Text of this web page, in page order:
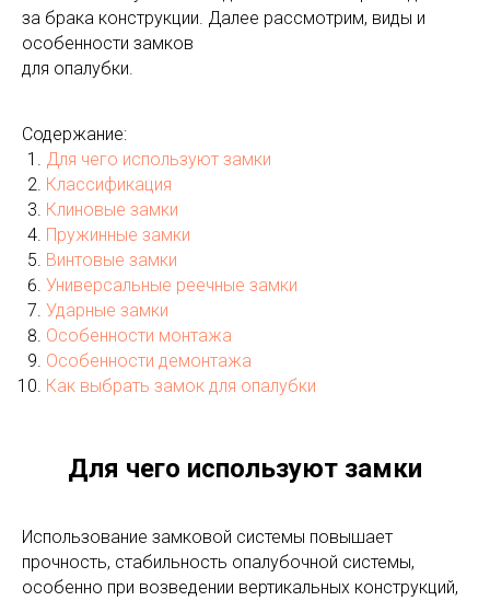
за брака конструкции. Далее рассмотрим, виды и
особенности замков
для опалубки.
Содержание:
Для чего используют замки
Классификация
Клиновые замки
Пружинные замки
Винтовые замки
Универсальные реечные замки
Ударные замки
Особенности монтажа
Особенности демонтажа
Как выбрать замок для опалубки
Для чего используют замки
Использование замковой системы повышает
прочность, стабильность опалубочной системы,
особенно при возведении вертикальных конструкций,